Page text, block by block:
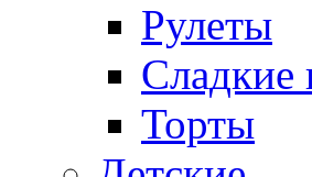
Рулеты
Сладкие
Торты